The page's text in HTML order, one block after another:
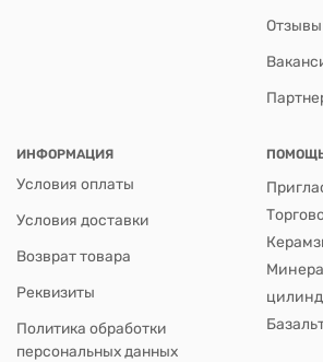
Отзывы
ИНФОРМАЦИЯ
Условия оплаты
Условия доставки
Возврат товара
Реквизиты
Политика обработки
персональных данных